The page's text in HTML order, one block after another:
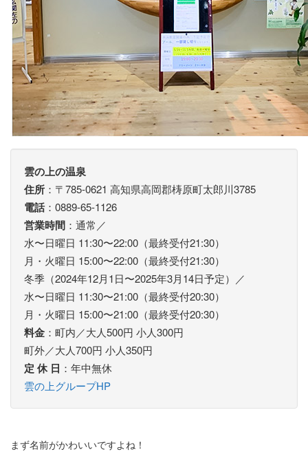
雲の上の温泉
住所 ：〒785-0621 高知県高岡郡梼原町太郎川3785
電話：0889-65-1126
営業時間 ：通常／
水〜日曜日 11:30〜22:00（最終受付21:30）
月・火曜日 15:00〜22:00（最終受付21:30）
冬季（2024年12月1日〜2025年3月14日予定）／
水〜日曜日 11:30〜21:00（最終受付20:30）
月・火曜日 15:00〜21:00（最終受付20:30）
料金 ：町内／大人500円 小人300円
町外／大人700円 小人350円
定 休 日 ：年中無休
雲の上グループHP
まず名前がかわいいですよね！